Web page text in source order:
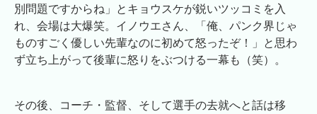
別問題ですからね」とキョウスケが鋭いツッコミを入
れ、会場は大爆笑。イノウエさん、「俺、パンク界じゃ
ものすごく優しい先輩なのに初めて怒ったぞ！」と思わ
ず立ち上がって後輩に怒りをぶつける一幕も（笑）。
その後、コーチ・監督、そして選手の去就へと話は移